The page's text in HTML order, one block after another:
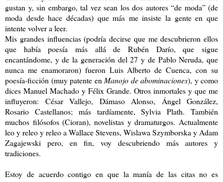
gustan y, sin embargo, tal vez sean los dos autores “de moda” (de
moda desde hace décadas) que más me insiste la gente en que
intente volver a leer.
Mis grandes influencias (podría decirse que me descubrieron ellos
que había poesía más allá de Rubén Darío, que sigue
encantándome, y de la generación del 27 y de Pablo Neruda, que
nunca me enamoraron) fueron Luis Alberto de Cuenca, con su
poesía-ficción (muy patente en Manojo de abominaciones), y como
dices Manuel Machado y Félix Grande. Otros inmortales y que me
influyeron: César Vallejo, Dámaso Alonso, Ángel González,
Rosario Castellanos; más tardíamente, Sylvia Plath. También
muchos filósofos (Cioran), novelistas y dramaturgos. Actualmente
leo y releo y releo a Wallace Stevens, Wislawa Szymborska y Adam
Zagajewski pero, en fin, voy descubriendo más autores y
tradiciones.
Estoy de acuerdo contigo en que la manía de las citas no es